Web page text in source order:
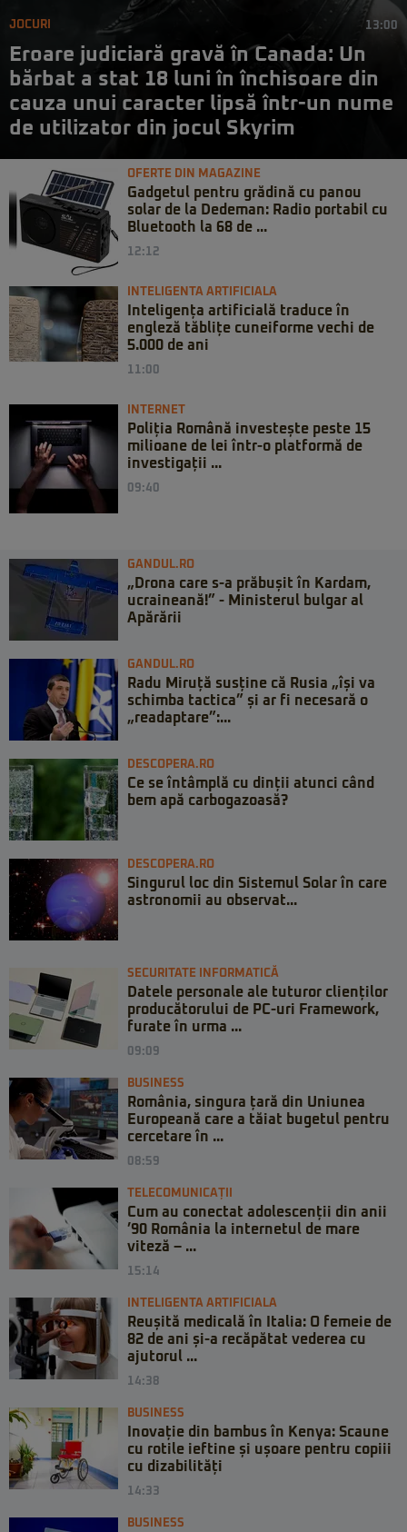
JOCURI 13:00
Eroare judiciară gravă în Canada: Un
bărbat a stat 18 luni în închisoare din
cauza unui caracter lipsă într-un nume
de utilizator din jocul Skyrim
OFERTE DIN MAGAZINE
Gadgetul pentru grădină cu panou
solar de la Dedeman: Radio portabil cu
Bluetooth la 68 de ...
12:12
INTELIGENTA ARTIFICIALA
Inteligența artificială traduce în
engleză tăblițe cuneiforme vechi de
5.000 de ani
11:00
INTERNET
Poliția Română investește peste 15
milioane de lei într-o platformă de
investigații ...
09:40
GANDUL.RO
„Drona care s-a prăbușit în Kardam,
ucraineană!” - Ministerul bulgar al
Apărării
GANDUL.RO
Radu Miruță susține că Rusia „își va
schimba tactica” și ar fi necesară o
„readaptare”:...
DESCOPERA.RO
Ce se întâmplă cu dinții atunci când
bem apă carbogazoasă?
DESCOPERA.RO
Singurul loc din Sistemul Solar în care
astronomii au observat...
SECURITATE INFORMATICĂ
Datele personale ale tuturor clienților
producătorului de PC-uri Framework,
furate în urma ...
09:09
BUSINESS
România, singura țară din Uniunea
Europeană care a tăiat bugetul pentru
cercetare în ...
08:59
TELECOMUNICAȚII
Cum au conectat adolescenții din anii
’90 România la internetul de mare
viteză – ...
15:14
INTELIGENTA ARTIFICIALA
Reușită medicală în Italia: O femeie de
82 de ani și-a recăpătat vederea cu
ajutorul ...
14:38
BUSINESS
Inovație din bambus în Kenya: Scaune
cu rotile ieftine și ușoare pentru copiii
cu dizabilități
14:33
BUSINESS